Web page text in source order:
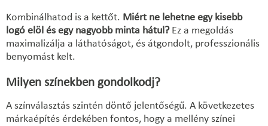
Kombinálhatod is a kettőt. Miért ne lehetne egy kisebb
logó elöl és egy nagyobb minta hátul? Ez a megoldás
maximalizálja a láthatóságot, és átgondolt, professzionális
benyomást kelt.
Milyen színekben gondolkodj?
A színválasztás szintén döntő jelentőségű. A következetes
márkaépítés érdekében fontos, hogy a mellény színei